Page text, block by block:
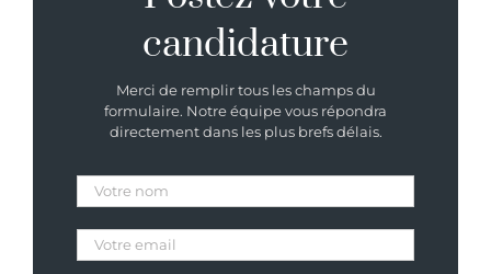
candidature
Merci de remplir tous les champs du
formulaire. Notre équipe vous répondra
directement dans les plus brefs délais.